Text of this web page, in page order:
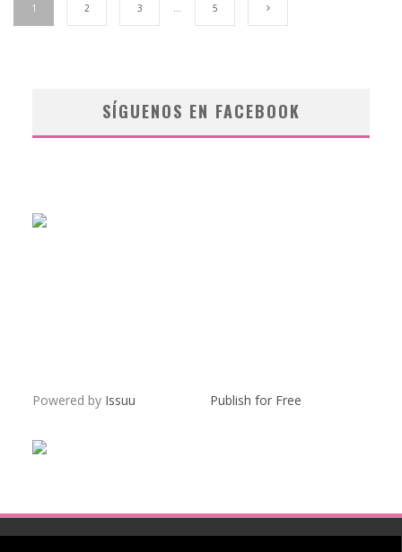
1 2 3 5
SÍGUENOS EN FACEBOOK
Powered by Issuu Publish for Free